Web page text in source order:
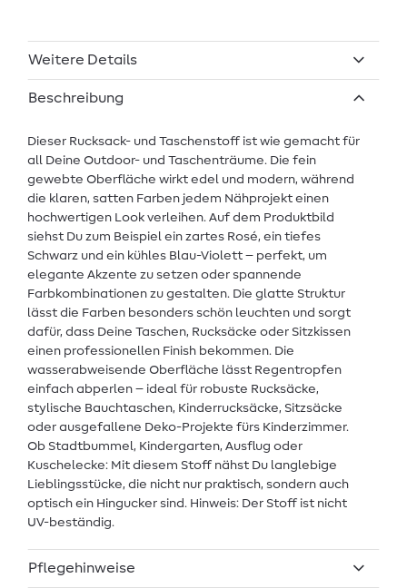
Weitere Details
Beschreibung
Dieser Rucksack- und Taschenstoff ist wie gemacht für
all Deine Outdoor- und Taschenträume. Die fein
gewebte Oberfläche wirkt edel und modern, während
die klaren, satten Farben jedem Nähprojekt einen
hochwertigen Look verleihen. Auf dem Produktbild
siehst Du zum Beispiel ein zartes Rosé, ein tiefes
Schwarz und ein kühles Blau-Violett – perfekt, um
elegante Akzente zu setzen oder spannende
Farbkombinationen zu gestalten. Die glatte Struktur
lässt die Farben besonders schön leuchten und sorgt
dafür, dass Deine Taschen, Rucksäcke oder Sitzkissen
einen professionellen Finish bekommen. Die
wasserabweisende Oberfläche lässt Regentropfen
einfach abperlen – ideal für robuste Rucksäcke,
stylische Bauchtaschen, Kinderrucksäcke, Sitzsäcke
oder ausgefallene Deko-Projekte fürs Kinderzimmer.
Ob Stadtbummel, Kindergarten, Ausflug oder
Kuschelecke: Mit diesem Stoff nähst Du langlebige
Lieblingsstücke, die nicht nur praktisch, sondern auch
optisch ein Hingucker sind. Hinweis: Der Stoff ist nicht
UV-beständig.
Pflegehinweise